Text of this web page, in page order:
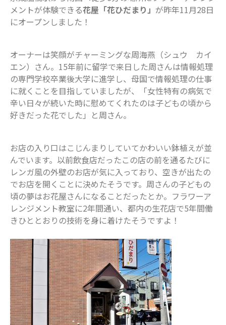
【船橋の注目ママ】競技歴わずか1年
てと仕事の両立」の実現を目指す米粉
ワッフルクレープ「+naturi」（プラス
ナチュリ）
最近のコメント
表示できるコメントはありません。
2025年11月
2025年7月
2025年6月
2025年5月
2025年4月
2025年2月
2025年1月
2024年12月
2024年10月
2024年8月
2024年7月
メントが体験できる花屋「花ひだまり」 が昨年11月28日
にオープンしました！
オーナーは笑顔がチャーミングな周海燕（シュウ カイ
エン）さん。15年前に留学で来日した周さんは情報処理
の専門学校卒業後大学に進学し、母国で情報処理の仕事
に就くことを目指していましたが、「女性特有の病気で
辛い日々が続いた時に慰めてくれたのは子どもの頃から
好きだった花でした」と周さん。
お店の入り口はこじんまりしていてかわいい鉢植えが並
んでいます。以前飲食店だったこの店の前を通るたびに
レンガ風の外壁のお店が気に入っており、空きが出たの
でお店を開くことに決めたそうです。周さんの子どもの
頃の夢はお花屋さんになることだったとか。フラワーア
レンジメント教室に2年間通い、都内の生花店で5年間働
きひととおりの技術を身に着けたそうですよ！